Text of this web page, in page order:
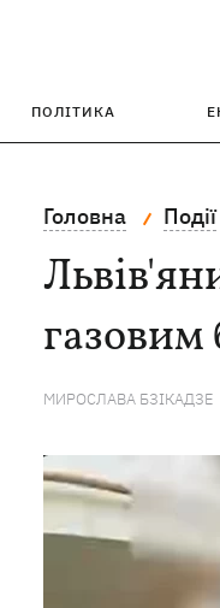
ПОЛІТИКА
Головна Події
газовим
МИРОСЛАВА БЗІКАДЗЕ